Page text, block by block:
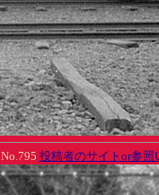
No.795 投稿者のサイトor参照